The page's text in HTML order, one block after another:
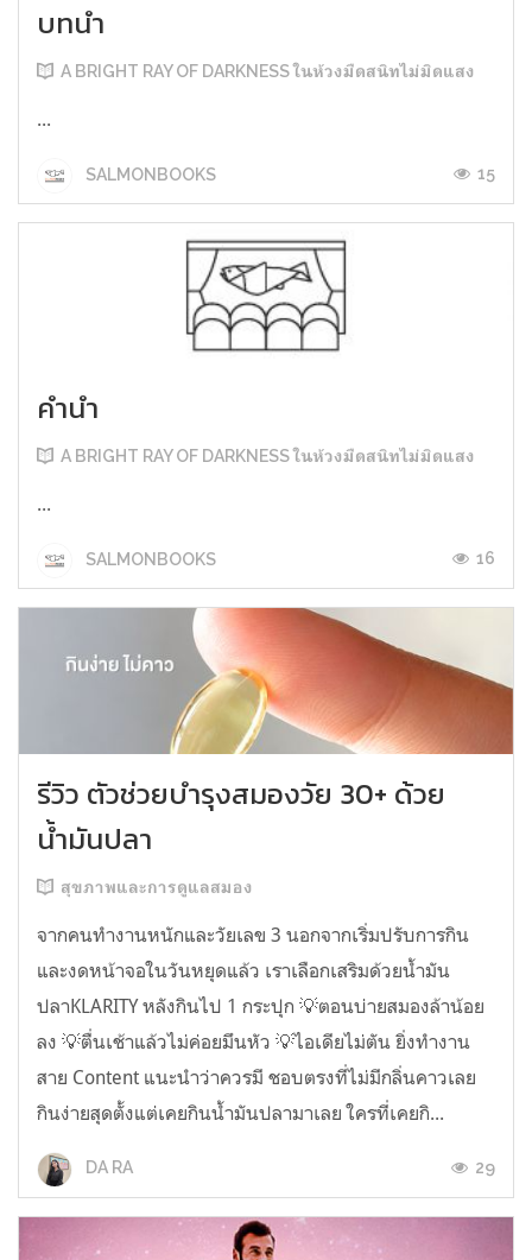
บทนำ
A BRIGHT RAY OF DARKNESS ในห้วงมืดสนิทไม่มิดแสง
...
SALMONBOOKS 15
คำนำ
A BRIGHT RAY OF DARKNESS ในห้วงมืดสนิทไม่มิดแสง
...
SALMONBOOKS 16
รีวิว ตัวช่วยบำรุงสมองวัย 30+ ด้วย
น้ำมันปลา
สุขภาพและการดูแลสมอง
จากคนทำงานหนักและวัยเลข 3 นอกจากเริ่มปรับการกิน
และงดหน้าจอในวันหยุดแล้ว เราเลือกเสริมด้วยน้ำมัน
ปลาKLARITY หลังกินไป 1 กระปุก 💡ตอนบ่ายสมองล้าน้อย
ลง 💡ตื่นเช้าแล้วไม่ค่อยมึนหัว 💡ไอเดียไม่ตัน ยิ่งทำงาน
สาย Content แนะนำว่าควรมี ชอบตรงที่ไม่มีกลิ่นคาวเลย
กินง่ายสุดตั้งแต่เคยกินน้ำมันปลามาเลย ใครที่เคยกิ...
DA RA 29